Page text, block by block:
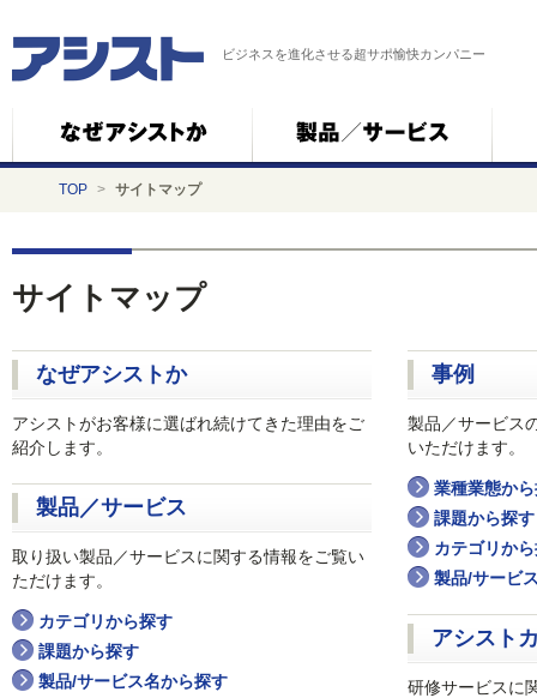
ビジネスを進化させる超サポ愉快カンパニー
TOP > サイトマップ
サイトマップ
なぜアシストか
アシストがお客様に選ばれ続けてきた理由をご
紹介します。
製品／サービス
取り扱い製品／サービスに関する情報をご覧い
ただけます。
カテゴリから探す
課題から探す
製品/サービス名から探す
事例
製品／サービス
いただけます。
業種業態か
課題から探す
カテゴリか
製品/サービ
アシスト
研修サービスに